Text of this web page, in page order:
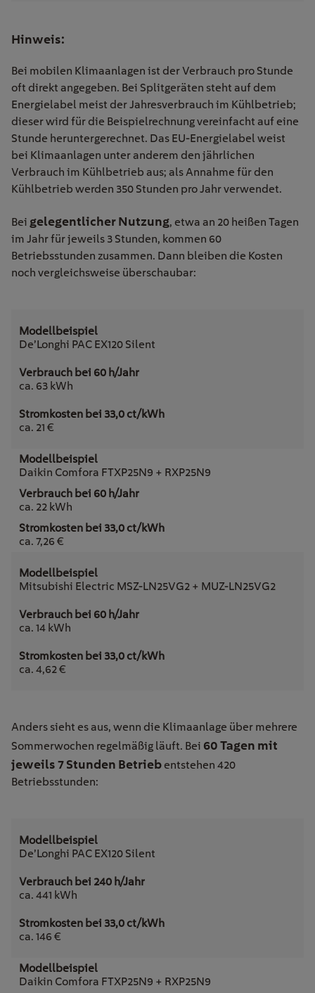
Hinweis:
Bei mobilen Klimaanlagen ist der Verbrauch pro Stunde
oft direkt angegeben. Bei Splitgeräten steht auf dem
Energielabel meist der Jahresverbrauch im Kühlbetrieb;
dieser wird für die Beispielrechnung vereinfacht auf eine
Stunde heruntergerechnet. Das EU-Energielabel weist
bei Klimaanlagen unter anderem den jährlichen
Verbrauch im Kühlbetrieb aus; als Annahme für den
Kühlbetrieb werden 350 Stunden pro Jahr verwendet.
Bei gelegentlicher Nutzung, etwa an 20 heißen Tagen
im Jahr für jeweils 3 Stunden, kommen 60
Betriebsstunden zusammen. Dann bleiben die Kosten
noch vergleichsweise überschaubar:
De’Longhi PAC EX120 Silent
ca. 63 kWh
ca. 21 €
Daikin Comfora FTXP25N9 + RXP25N9
ca. 22 kWh
ca. 7,26 €
Mitsubishi Electric MSZ-LN25VG2 + MUZ-LN25VG2
ca. 14 kWh
ca. 4,62 €
Anders sieht es aus, wenn die Klimaanlage über mehrere
Sommerwochen regelmäßig läuft. Bei 60 Tagen mit
jeweils 7 Stunden Betrieb entstehen 420
Betriebsstunden:
De’Longhi PAC EX120 Silent
ca. 441 kWh
ca. 146 €
Daikin Comfora FTXP25N9 + RXP25N9